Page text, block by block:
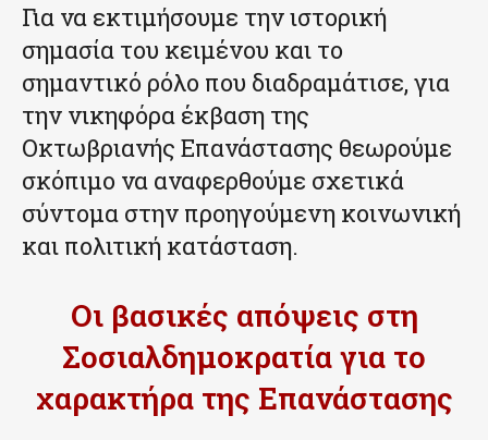
Για να εκτιμήσουμε την ιστορική
σημασία του κειμένου και το
σημαντικό ρόλο που διαδραμάτισε, για
την νικηφόρα έκβαση της
Οκτωβριανής Επανάστασης θεωρούμε
σκόπιμο να αναφερθούμε σχετικά
σύντομα στην προηγούμενη κοινωνική
και πολιτική κατάσταση.
Οι βασικές απόψεις στη
Σοσιαλδημοκρατία για το
χαρακτήρα της Επανάστασης